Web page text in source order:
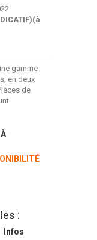
gamme
en deux
de
:
Infos